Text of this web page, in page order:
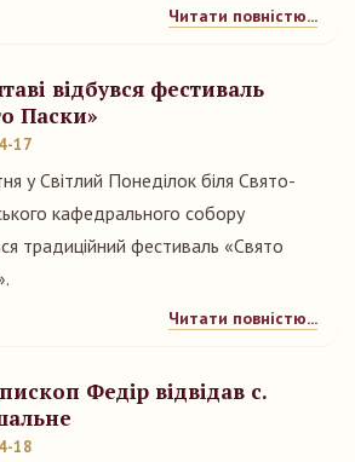
Читати повністю...
відбувся фестиваль
Паски»
17
у Світлий Понеділок біля Свято-
кафедрального собору
традиційний фестиваль «Свято
Читати повністю...
Федір відвідав с.
18